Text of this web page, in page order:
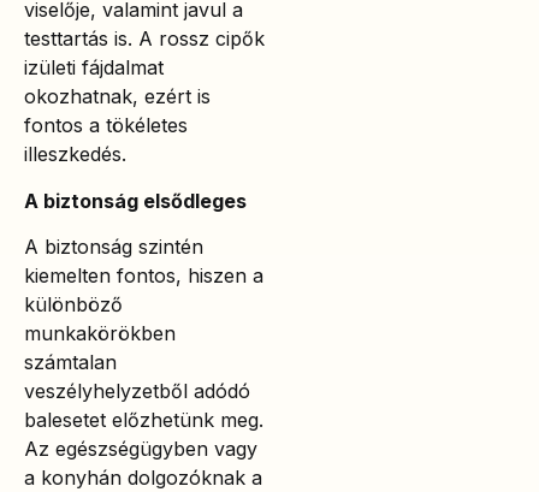
viselője, valamint javul a
testtartás is. A rossz cipők
izületi fájdalmat
okozhatnak, ezért is
fontos a tökéletes
illeszkedés.
A biztonság elsődleges
A biztonság szintén
kiemelten fontos, hiszen a
különböző
munkakörökben
számtalan
veszélyhelyzetből adódó
balesetet előzhetünk meg.
Az egészségügyben vagy
a konyhán dolgozóknak a